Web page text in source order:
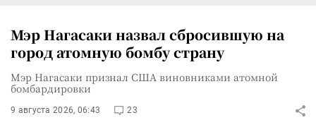
Мэр Нагасаки назвал сбросившую на
город атомную бомбу страну
Мэр Нагасаки признал США виновниками атомной
бомбардировки
9 августа 2026, 06:43 23